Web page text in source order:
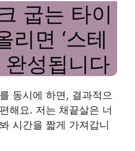
굽는 타이
리면 ‘스테
완성됩니다
동시에 하면, 결과적으
해요. 저는 채끝살은 너
시간을 짧게 가져갑니